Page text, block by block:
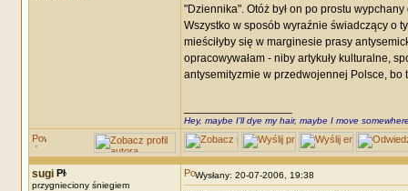
"Dziennika". Otóż był on po prostu
Wszystko w sposób wyraźnie świadczący o
mieściłyby się w marginesie prasy
opracowywałam - niby artykuły kulturalne,
antysemityzmie w przedwojennej Polsce, bo
Hey, maybe I'll dye my hair, maybe I move
sugi
przygnieciony śniegiem
Wysłany: 20-07-2006, 19:38